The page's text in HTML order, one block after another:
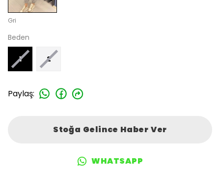
Gri
Beden
1 2
Paylaş:
Stoğa Gelince Haber Ver
WHATSAPP